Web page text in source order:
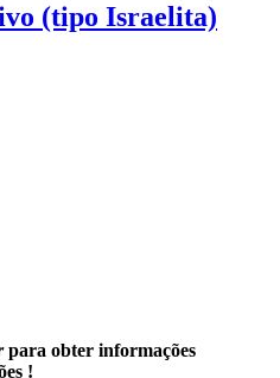
(tipo Israelita)
para obter informações
!